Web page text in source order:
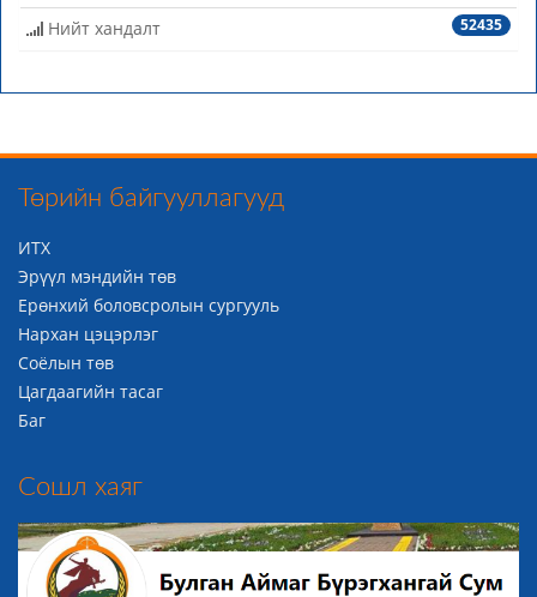
52435
Нийт хандалт
Төрийн байгууллагууд
ИТХ
Эрүүл мэндийн төв
Ерөнхий боловсролын сургууль
Нархан цэцэрлэг
Соёлын төв
Цагдаагийн тасаг
Баг
Сошл хаяг